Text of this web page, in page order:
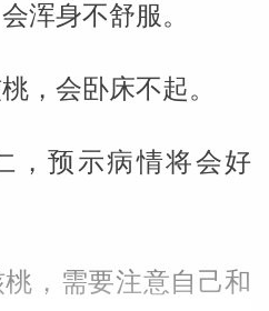
浑身不舒服。
，会卧床不起。
，预示病情将会好
，需要注意自己和